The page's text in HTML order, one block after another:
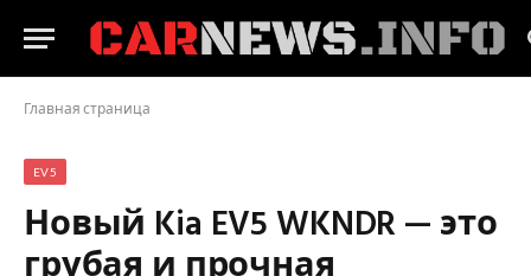
Главная страница
EV5
Новый Kia EV5 WKNDR — это